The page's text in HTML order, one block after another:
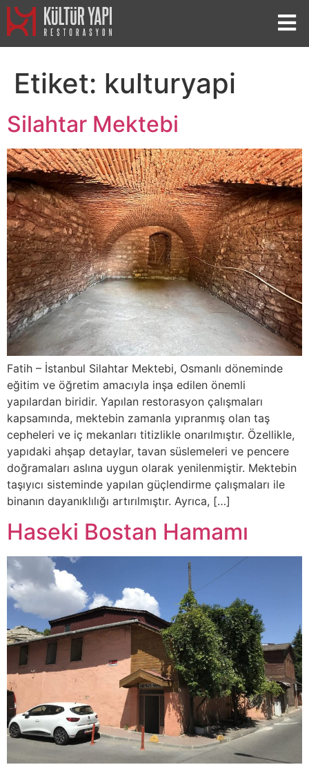
Etiket: kulturyapi
Silahtar Mektebi
Fatih – İstanbul Silahtar Mektebi, Osmanlı döneminde
eğitim ve öğretim amacıyla inşa edilen önemli
yapılardan biridir. Yapılan restorasyon çalışmaları
kapsamında, mektebin zamanla yıpranmış olan taş
cepheleri ve iç mekanları titizlikle onarılmıştır. Özellikle,
yapıdaki ahşap detaylar, tavan süslemeleri ve pencere
doğramaları aslına uygun olarak yenilenmiştir. Mektebin
taşıyıcı sisteminde yapılan güçlendirme çalışmaları ile
binanın dayanıklılığı artırılmıştır. Ayrıca, […]
Haseki Bostan Hamamı